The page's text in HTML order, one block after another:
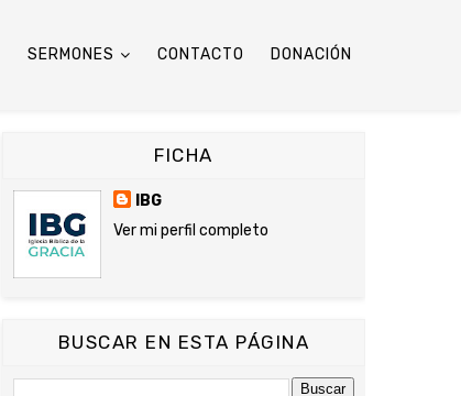
SERMONES CONTACTO DONACIÓN
FICHA
IBG
Ver mi perfil completo
BUSCAR EN ESTA PÁGINA